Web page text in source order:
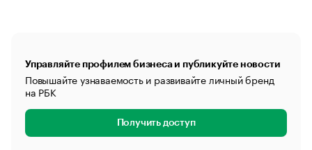
Управляйте профилем бизнеса и публикуйте новости
Повышайте узнаваемость и развивайте личный бренд
на РБК
Получить доступ